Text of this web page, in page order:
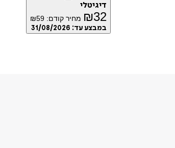
דיגיטלי
₪32 מחיר קודם: ₪59
במבצע עד: 31/08/2026